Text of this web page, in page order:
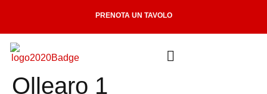
PRENOTA UN TAVOLO
Ollearo 1